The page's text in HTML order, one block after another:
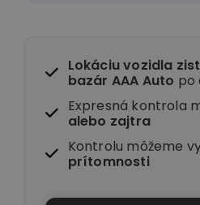
Lokáciu vozidla
bazár AAA Auto po
Expresná kontrola
alebo zajtra
Kontrolu môžeme
prítomnosti